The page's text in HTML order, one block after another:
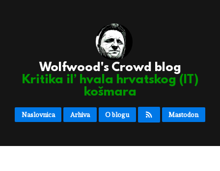
Wolfwood's Crowd blog
Kritika il’ hvala hrvatskog (IT)
košmara
Naslovnica Arhiva O blogu Mastodon